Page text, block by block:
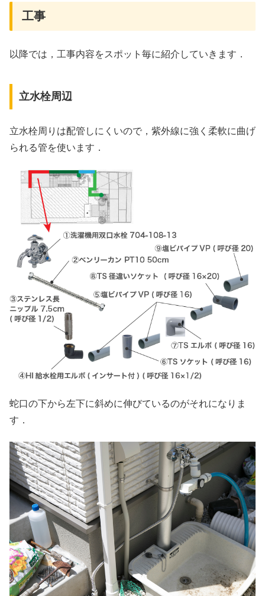
工事
以降では，工事内容をスポット毎に紹介していきます．
立水栓周辺
立水栓周りは配管しにくいので，紫外線に強く柔軟に曲げ
られる管を使います．
蛇口の下から左下に斜めに伸びているのがそれになりま
す．